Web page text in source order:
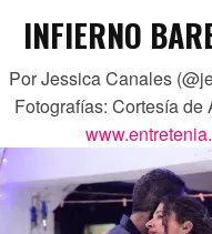
INFIERNO
Por Jessica Canales
Fotografías: Cortesía de